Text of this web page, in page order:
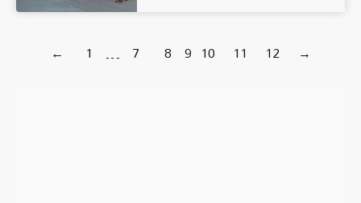
← 1 … 7 8 9 10 11 12 →